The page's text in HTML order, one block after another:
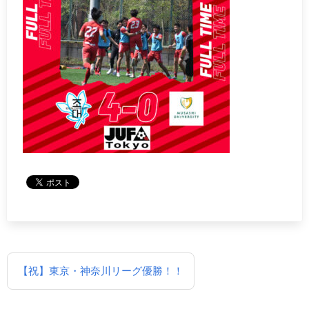
投
ナ
【祝】東京・神奈川リーグ優勝！！